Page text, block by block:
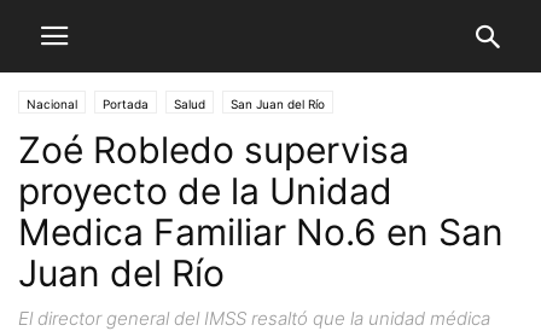
Nacional Portada Salud San Juan del Río
Zoé Robledo supervisa
proyecto de la Unidad
Medica Familiar No.6 en San
Juan del Río
El director general del IMSS resaltó que la unidad médica